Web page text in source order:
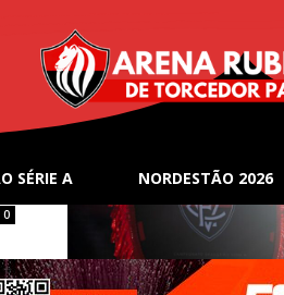
SÉRIE A NORDESTÃO 2026
0